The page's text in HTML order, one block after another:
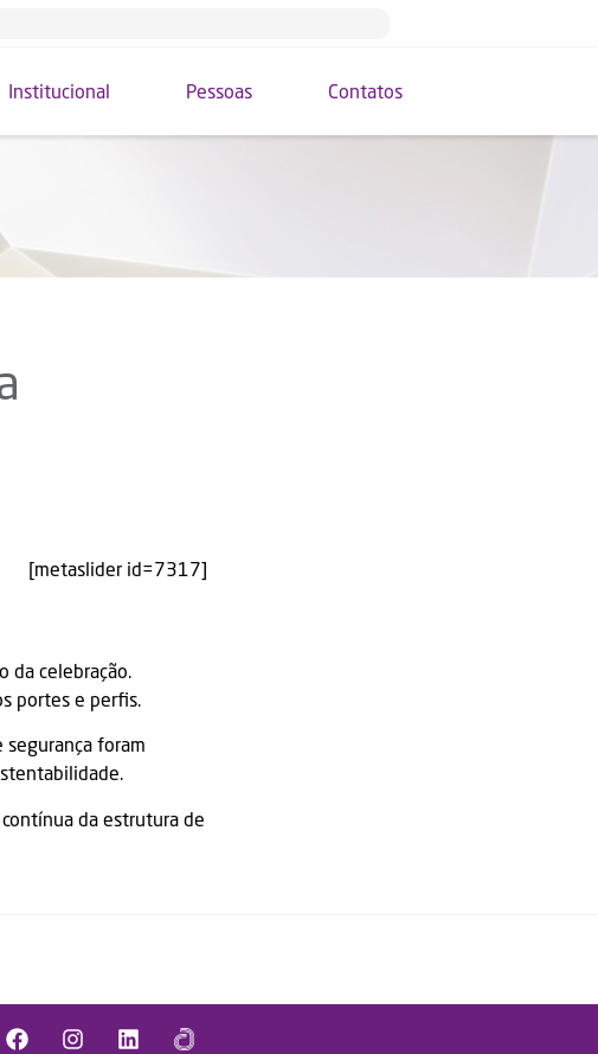
Institucional Pessoas Contatos
[metaslider id=7317]
da celebração.
portes e perfis.
foram
da estrutura de